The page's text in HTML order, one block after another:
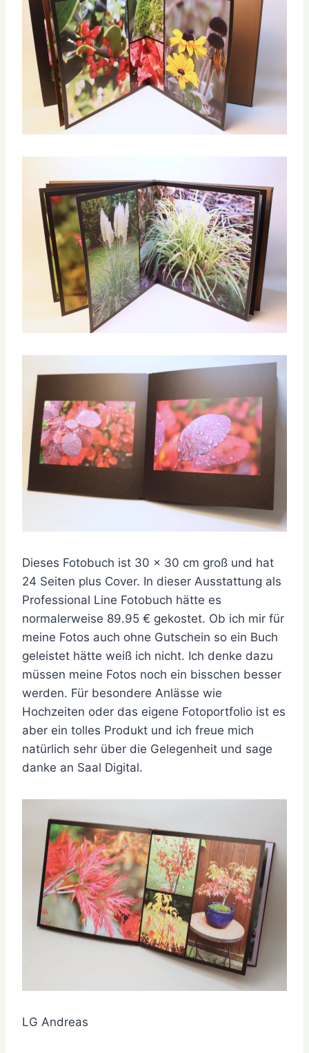
Dieses Fotobuch ist 30 x 30 cm groß und hat
24 Seiten plus Cover. In dieser Ausstattung als
Professional Line Fotobuch hätte es
normalerweise 89.95 € gekostet. Ob ich mir für
meine Fotos auch ohne Gutschein so ein Buch
geleistet hätte weiß ich nicht. Ich denke dazu
müssen meine Fotos noch ein bisschen besser
werden. Für besondere Anlässe wie
Hochzeiten oder das eigene Fotoportfolio ist es
aber ein tolles Produkt und ich freue mich
natürlich sehr über die Gelegenheit und sage
danke an Saal Digital.
LG Andreas